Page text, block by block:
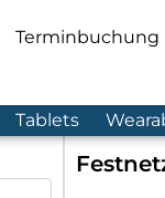
Terminbuchung
Tablets